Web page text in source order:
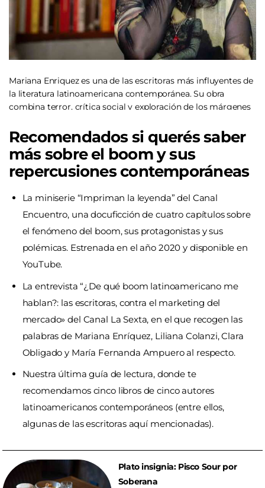
Mariana Enriquez es una de las escritoras más influyentes de
la literatura latinoamericana contemporánea. Su obra
combina terror, crítica social y exploración de los márgenes
Recomendados si querés saber
más sobre el boom y sus
repercusiones contemporáneas
La miniserie “Impriman la leyenda” del Canal
Encuentro, una docuficción de cuatro capítulos sobre
el fenómeno del boom, sus protagonistas y sus
polémicas. Estrenada en el año 2020 y disponible en
YouTube.
La entrevista “¿De qué boom latinoamericano me
hablan?: las escritoras, contra el marketing del
mercado» del Canal La Sexta, en el que recogen las
palabras de Mariana Enríquez, Liliana Colanzi, Clara
Obligado y María Fernanda Ampuero al respecto.
Nuestra últimaguía de lectura, donde te
recomendamos cinco libros de cinco autores
latinoamericanos contemporáneos (entre ellos,
algunas de las escritoras aquí mencionadas).
Plato insignia: Pisco Sour por
Soberana